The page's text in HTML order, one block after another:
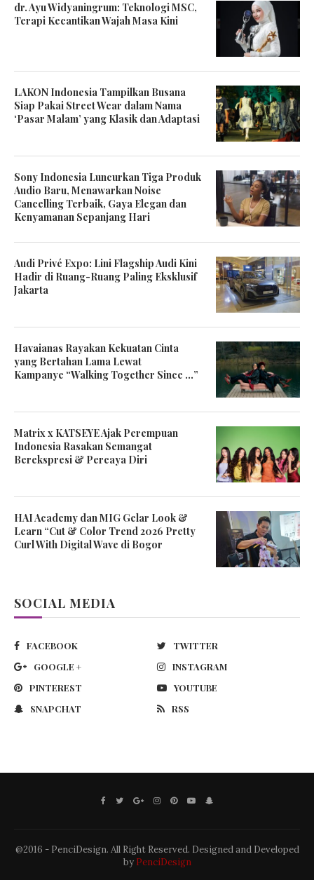
dr. Ayu Widyaningrum: Teknologi MSC,
Terapi Kecantikan Wajah Masa Kini
LAKON Indonesia Tampilkan Busana
Siap Pakai Street Wear dalam Nama
‘Pasar Malam’ yang Klasik dan Adaptasi
Sony Indonesia Luncurkan Tiga Produk
Audio Baru, Menawarkan Noise
Cancelling Terbaik, Gaya Elegan dan
Kenyamanan Sepanjang Hari
Audi Privé Expo: Lini Flagship Audi Kini
Hadir di Ruang-Ruang Paling Eksklusif
Jakarta
Havaianas Rayakan Kekuatan Cinta
yang Bertahan Lama Lewat
Kampanye “Walking Together Since …”
Matrix x KATSEYE Ajak Perempuan
Indonesia Rasakan Semangat
Berekspresi & Percaya Diri
HAI Academy dan MIG Gelar Look &
Learn “Cut & Color Trend 2026 Pretty
Curl With Digital Wave di Bogor
SOCIAL MEDIA
FACEBOOK
TWITTER
GOOGLE +
INSTAGRAM
PINTEREST
YOUTUBE
SNAPCHAT
RSS
@2016 - PenciDesign. All Right Reserved. Designed and Developed
by PenciDesign